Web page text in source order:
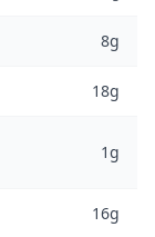
8g
18g
1g
16g